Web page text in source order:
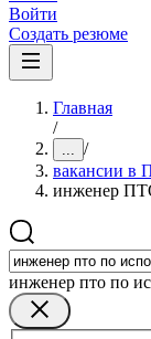
Войти
Создать резюме
Главная
/
... /
вакансии в
инженер
инженер пто по